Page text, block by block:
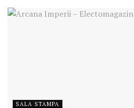
SALA STAMPA